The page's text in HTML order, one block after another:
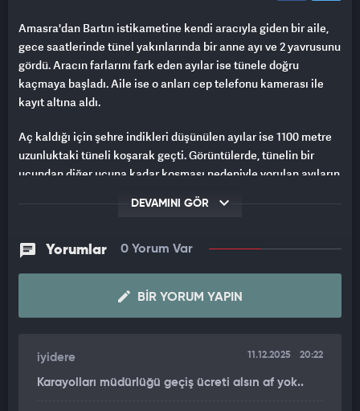
Amasra'dan Bartın istikametine kendi aracıyla giden bir aile,
gece saatlerinde tünel yakınlarında bir anne ayı ve 2 yavrusunu
gördü. Aracın farlarını fark eden ayılar ise tünele doğru
kaçmaya başladı. Aile ise o anları cep telefonu kamerası ile
kayıt altına aldı.
Aç kaldığı için şehre indikleri düşünülen ayılar ise 1100 metre
uzunluktaki tüneli koşarak geçti. Görüntülerde, tünelin bir
ucundan diğer ucuna kadar koşması nedeniyle yorulan ayıların
Ayıların tepki vermesi nedeniyle aracın ayılara fazla
yaklaşamadığı ve tünel boyunca belli bir mesafede ayıların
Ailele zaman zaman eğlenceli anlar yaşatan ayılar kimi zaman
DEVAMINI GÖR
Yorumlar 0 Yorum Var
BIR YORUM YAPIN
iyidere 11.12.2025 20:22
Karayolları müdürlüğü geçiş ücreti alsın af yok..